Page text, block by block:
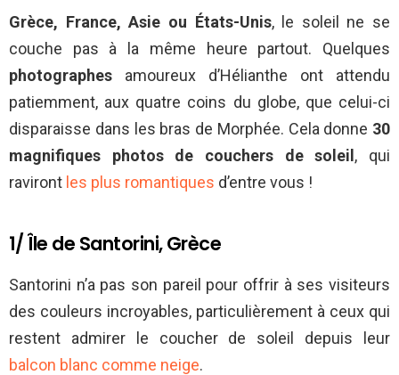
Grèce, France, Asie ou États-Unis, le soleil ne se
couche pas à la même heure partout. Quelques
photographes amoureux d’Hélianthe ont attendu
patiemment, aux quatre coins du globe, que celui-ci
disparaisse dans les bras de Morphée. Cela donne 30
magnifiques photos de couchers de soleil , qui
raviront les plus romantiques d’entre vous !
1/ Île de Santorini, Grèce
Santorini n’a pas son pareil pour offrir à ses visiteurs
des couleurs incroyables, particulièrement à ceux qui
restent admirer le coucher de soleil depuis leur
balcon blanc comme neige.